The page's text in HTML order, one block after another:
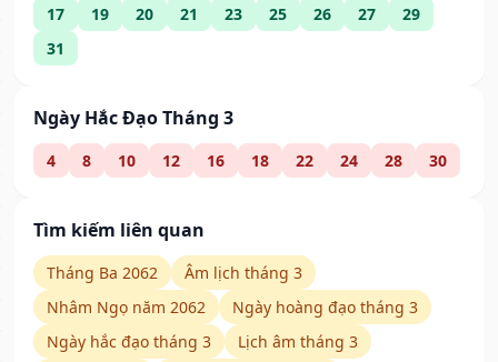
17
19 20 21 23 25 26 27
29
31
Ngày Hắc Đạo Tháng 3
4 8 10 12 16 18 22 24 28 30
Tìm kiếm liên quan
Tháng Ba 2062
Âm lịch tháng 3
Nhâm Ngọ năm 2062
Ngày hoàng đạo tháng 3
Ngày hắc đạo tháng 3
Lịch âm tháng 3